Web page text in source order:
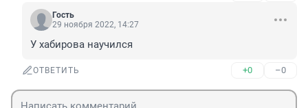
Гость
29 ноября 2022, 14:27
У хабирова научился
ОТВЕТИТЬ +0 –0